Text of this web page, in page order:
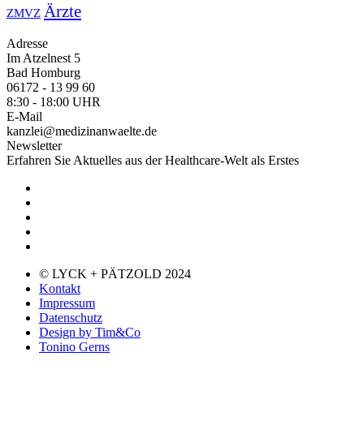
ZMVZ Ärzte
Adresse
Im Atzelnest 5
Bad Homburg
06172 - 13 99 60
8:30 - 18:00 UHR
E-Mail
kanzlei@medizinanwaelte.de
Newsletter
Erfahren Sie Aktuelles aus der Healthcare-Welt als Erstes
© LYCK + PÄTZOLD 2024
Kontakt
Impressum
Datenschutz
Design by Tim&Co
Tonino Gerns